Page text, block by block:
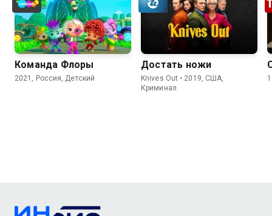
Команда Флоры
2021, Россия, Детский
Достать ножи
Knives Out • 2019, США,
Криминал